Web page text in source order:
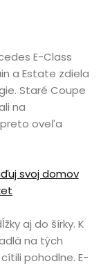
E-Class
a Estate zdiela
Staré Coupe
na
oveľa
svoj domov
aj do šírky. K
na tých
pohodlne. E-